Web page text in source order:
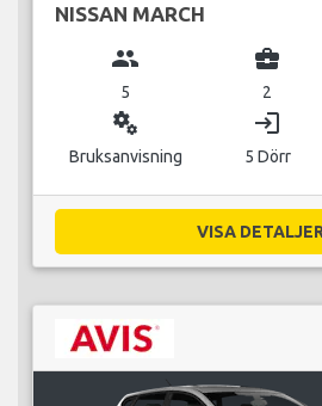
NISSAN MARCH
group
5
business_center
2
miscellaneous_services
Bruksanvisning
login
5 Dörr
VISA